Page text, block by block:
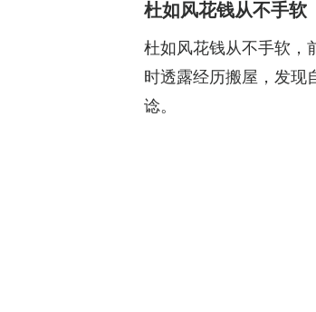
杜如风花钱从不手软
杜如风花钱从不手软，
时透露经历搬屋，发现
谂。